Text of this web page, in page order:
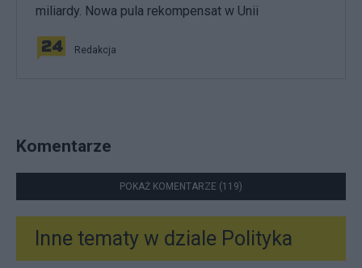
miliardy. Nowa pula rekompensat w Unii
Redakcja
Komentarze
POKAŻ KOMENTARZE (119)
Inne tematy w dziale Polityka